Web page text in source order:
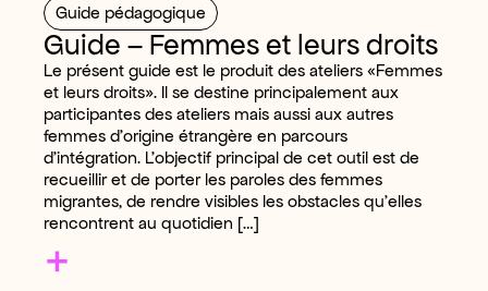
Guide pédagogique
Guide – Femmes et leurs droits
Le présent guide est le produit des ateliers «Femmes
et leurs droits». Il se destine principalement aux
participantes des ateliers mais aussi aux autres
femmes d’origine étrangère en parcours
d’intégration. L’objectif principal de cet outil est de
recueillir et de porter les paroles des femmes
migrantes, de rendre visibles les obstacles qu’elles
rencontrent au quotidien […]
+